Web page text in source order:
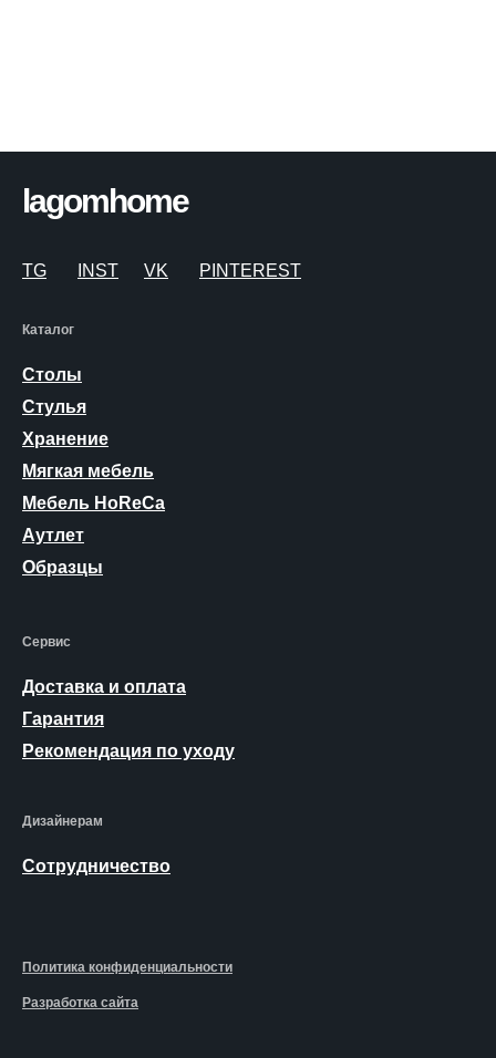
lagomhome
Каталог
Столы
Стулья
Хранение
Мягкая мебель
Мебель HoReCa
Аутлет
Образцы
Сервис
Доставка и оплата
Гарантия
Рекомендация по уходу
Дизайнерам
Сотрудничество
Политика конфиденциальности
Разработка сайта
TG INST VK PINTEREST